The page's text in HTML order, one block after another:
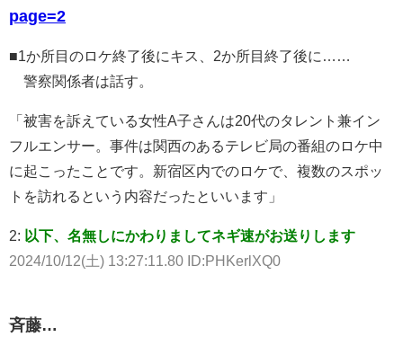
page=2
■1か所目のロケ終了後にキス、2か所目終了後に……
警察関係者は話す。
「被害を訴えている女性A子さんは20代のタレント兼イン
フルエンサー。事件は関西のあるテレビ局の番組のロケ中
に起こったことです。新宿区内でのロケで、複数のスポッ
トを訪れるという内容だったといいます」
2: 以下、名無しにかわりましてネギ速がお送りします
2024/10/12(土) 13:27:11.80 ID:PHKerlXQ0
斉藤…